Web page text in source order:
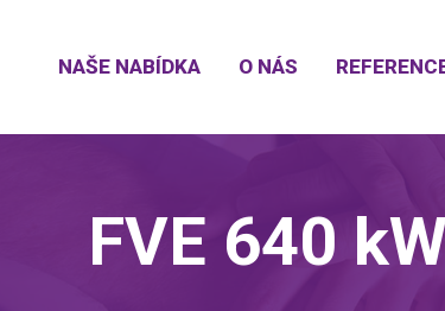
NAŠE NABÍDKA O NÁS
FVE 640